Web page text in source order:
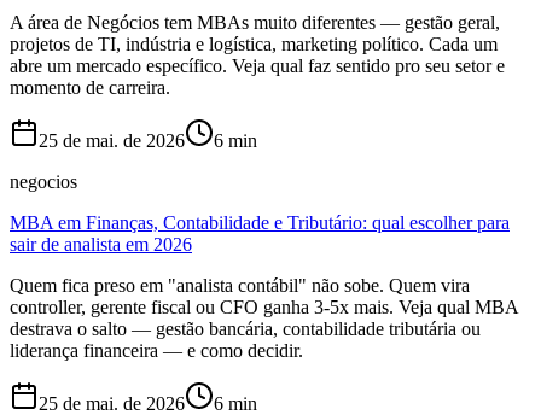
A área de Negócios tem MBAs muito diferentes — gestão geral,
projetos de TI, indústria e logística, marketing político. Cada um
abre um mercado específico. Veja qual faz sentido pro seu setor e
momento de carreira.
25 de mai. de 2026 6 min
negocios
MBA em Finanças, Contabilidade e Tributário: qual escolher para
sair de analista em 2026
Quem fica preso em "analista contábil" não sobe. Quem vira
controller, gerente fiscal ou CFO ganha 3-5x mais. Veja qual MBA
destrava o salto — gestão bancária, contabilidade tributária ou
liderança financeira — e como decidir.
25 de mai. de 2026 6 min